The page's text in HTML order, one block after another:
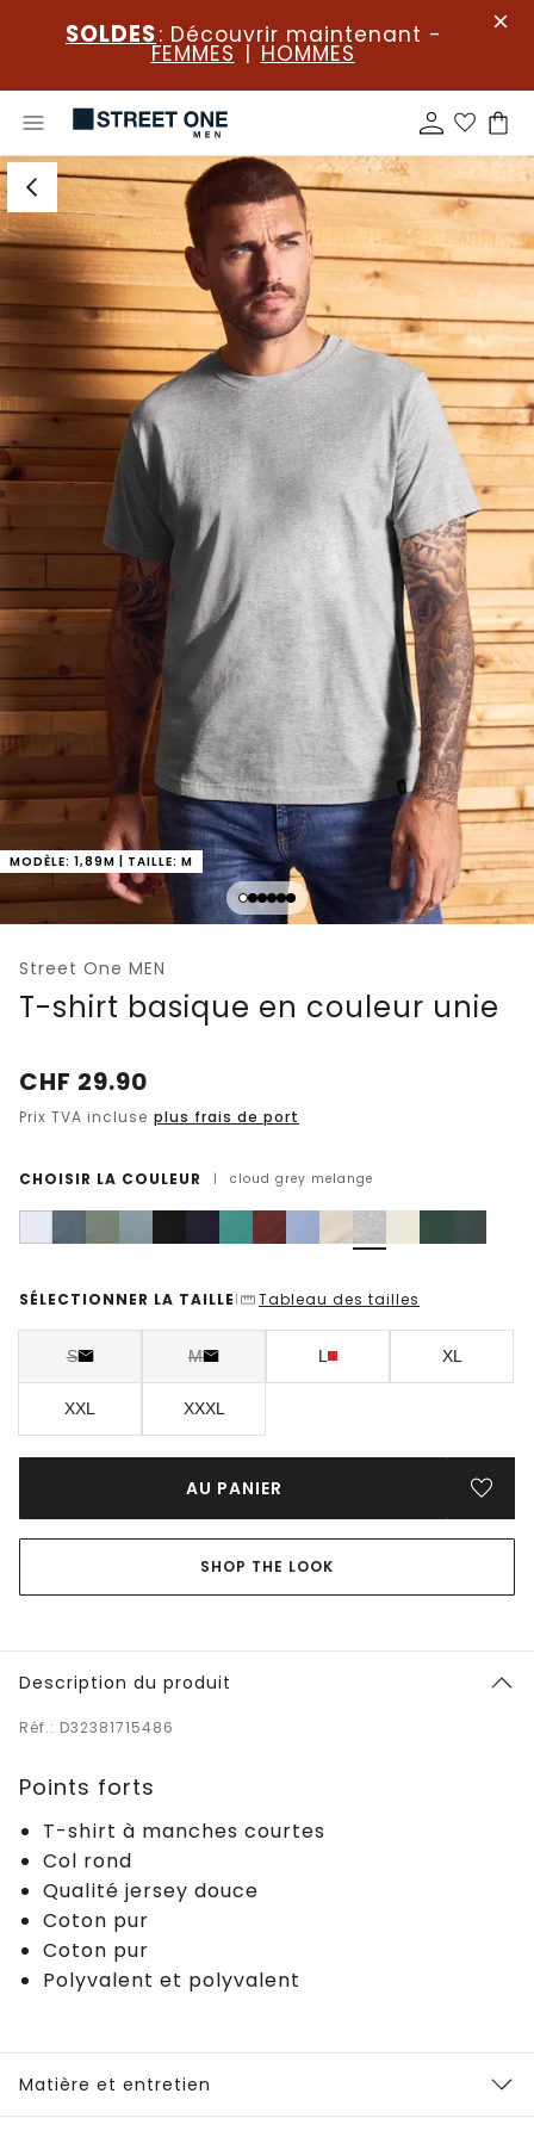
SOLDES: Découvrir maintenant -
FEMMES | HOMMES
MODÈLE: 1,89M | TAILLE: M
Street One MEN
T-shirt basique en couleur unie
CHF 29.90
Prix TVA incluse plus frais de port
CHOISIR LA COULEUR | cloud grey melange
SÉLECTIONNER LA TAILLE | Tableau des tailles
S M L XL
XXL XXXL
AU PANIER
SHOP THE LOOK
Description du produit
Réf.: D32381715486
Points forts
T-shirt à manches courtes
Col rond
Qualité jersey douce
Coton pur
Coton pur
Polyvalent et polyvalent
Matière et entretien